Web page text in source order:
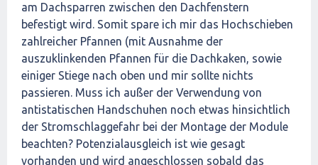
am Dachsparren zwischen den Dachfenstern
befestigt wird. Somit spare ich mir das Hochschieben
zahlreicher Pfannen (mit Ausnahme der
auszuklinkenden Pfannen für die Dachkaken, sowie
einiger Stiege nach oben und mir sollte nichts
passieren. Muss ich außer der Verwendung von
antistatischen Handschuhen noch etwas hinsichtlich
der Stromschlaggefahr bei der Montage der Module
beachten? Potenzialausgleich ist wie gesagt
vorhanden und wird angeschlossen sobald das